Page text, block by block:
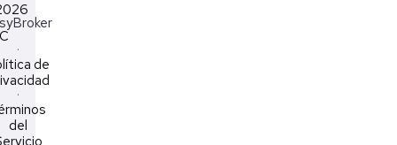
·
de
·
del